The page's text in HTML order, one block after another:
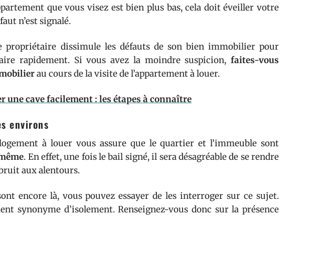
que vous visez est bien plus bas, cela doit éveiller votre
n’est signalé.
dissimule les défauts de son bien immobilier pour
rapidement. Si vous avez la moindre suspicion, faites-vous
au cours de la visite de l’appartement à louer.
une cave facilement : les étapes à connaître
environs
à louer vous assure que le quartier et l’immeuble sont
. En effet, une fois le bail signé, il sera désagréable de se rendre
aux alentours.
encore là, vous pouvez essayer de les interroger sur ce sujet.
synonyme d’isolement. Renseignez-vous donc sur la présence